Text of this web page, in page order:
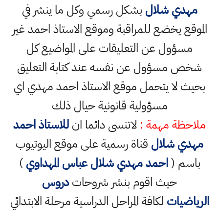
مهدي شلال بشكل رسمي وكل ما ينشر في
الموقع يخضع للمراقبة وموقع الاستاذ احمد غير
مسؤول عن التعليقات على المواضيع كل
شخص مسؤول عن نفسه عند كتابة التعليق
بحيث لا يتحمل موقع الاستاذ احمد مهدي اي
مسؤولية قانونية حيال ذلك
ملاحظة مهمة : لاتنسى دائما انللاستاذ احمد
مهدي شلال قناة رسمية على موقع اليوتيوب
باسم (احمد مهدي شلال عباس المهداوي)
حيث اقوم بنشر شروحاتدروس
الرياضيات لكافة المراحل الدراسية مرحلة الابتدائي